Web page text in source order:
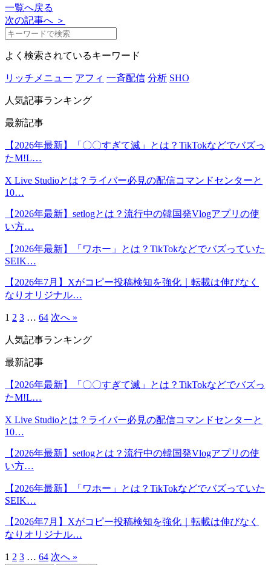
一覧へ戻る
次の記事へ ＞
よく検索されているキーワード
リッチメニュー アフィ 一斉配信 分析 SHO
人気記事ランキング
最新記事
【2026年最新】「〇〇すぎて滅」とは？TikTokなどでバズっ
たM!L…
X Live Studioとは？ライバー必見の配信コマンドセンターと
10…
【2026年最新】setlogとは？流行中の韓国発Vlogアプリの使
い方…
【2026年最新】「ワホー」とは？TikTokなどでバズっていた
SEIK…
【2026年7月】Xがコピー投稿検知を強化｜転載は伸びなく
なりオリジナル…
1 2 3 … 64 次へ »
人気記事ランキング
最新記事
【2026年最新】「〇〇すぎて滅」とは？TikTokなどでバズっ
たM!L…
X Live Studioとは？ライバー必見の配信コマンドセンターと
10…
【2026年最新】setlogとは？流行中の韓国発Vlogアプリの使
い方…
【2026年最新】「ワホー」とは？TikTokなどでバズっていた
SEIK…
【2026年7月】Xがコピー投稿検知を強化｜転載は伸びなく
なりオリジナル…
1 2 3 … 64 次へ »